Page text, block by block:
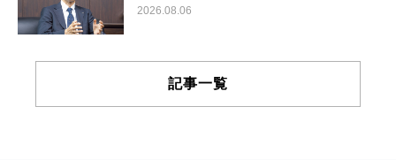
2026.08.06
記事一覧